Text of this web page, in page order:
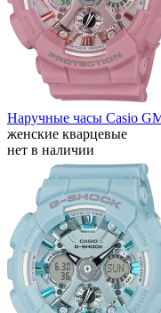
Наручные часы Casio
женские кварцевые
нет в наличии